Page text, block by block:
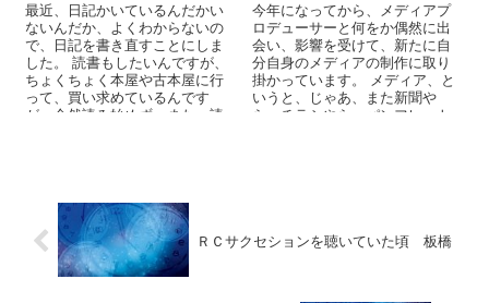
最近、日記かいているんだかい
ないんだか、よくわからないの
で、日記を書き直すことにしま
した。 読書もしたいんですが、
ちょくちょく本屋や古本屋に行
って、買い求めているんです
が、全然読み始めず、また、読
今年になってから、メディアプ
ロデューサーと何をか偶然に出
会い、影響を受けて、新たに自
分自身のメディアの制作に取り
掛かっています。 メディア、と
いうと、じゃあ、また新聞や
ら、チラシやら、パンフレット
ＲＣサクセションを聴いていた頃 板橋